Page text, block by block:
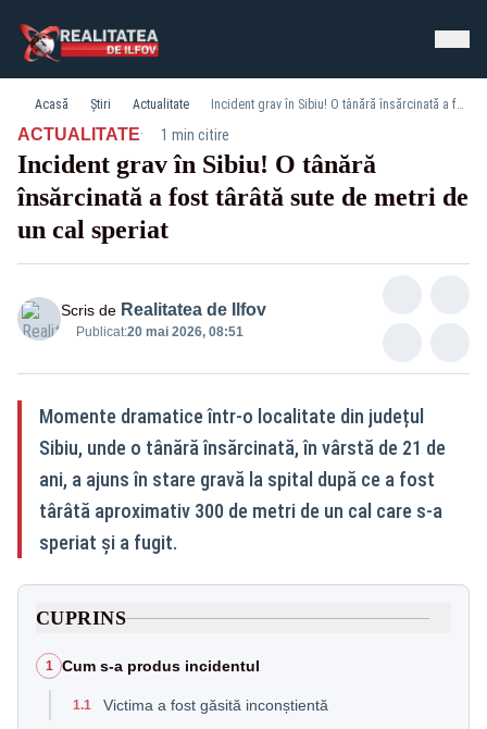
Acasă Știri Actualitate Incident grav în Sibiu! O tânără însărcinată a fost târâtă sute de metri de un cal speriat
ACTUALITATE· 1 min citire
Incident grav în Sibiu! O tânără
însărcinată a fost târâtă sute de metri de
un cal speriat
Cal speriat
Scris de Realitatea de Ilfov
Publicat:20 mai 2026, 08:51
Momente dramatice într-o localitate din județul
Sibiu, unde o tânără însărcinată, în vârstă de 21 de
ani, a ajuns în stare gravă la spital după ce a fost
târâtă aproximativ 300 de metri de un cal care s-a
speriat și a fugit.
CUPRINS
1 Cum s-a produs incidentul
1.1 Victima a fost găsită inconștientă